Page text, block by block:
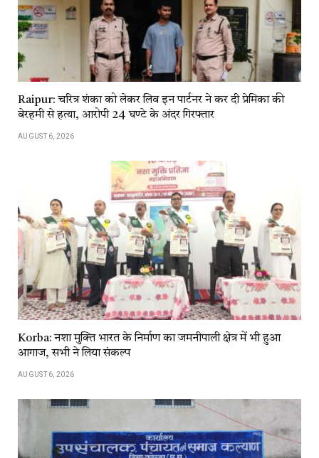
Raipur: चरित्र शंका को लेकर लिव इन पार्टनर ने कर दी प्रेमिका की
बेरहमी से हत्या, आरोपी 24 घण्टे के अंदर गिरफ्तार
AUGUST 6, 2026
Korba: नशा मुक्ति भारत के निर्माण का जमनीपाली क्षेत्र में भी हुआ
आगाज, सभी ने लिया संकल्प
AUGUST 6, 2026